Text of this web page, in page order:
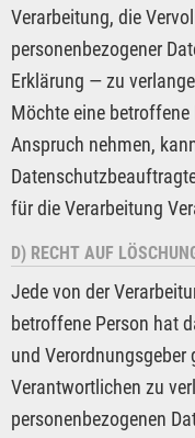
Verarbeitung, die
personenbezogener
Erklärung — zu
Möchte eine
Anspruch nehmen,
für die Verarbeitung
D) RECHT AUF
Jede von der
betroffene Person hat
und Verordnungsgeber
Verantwortlichen zu
personenbezogenen